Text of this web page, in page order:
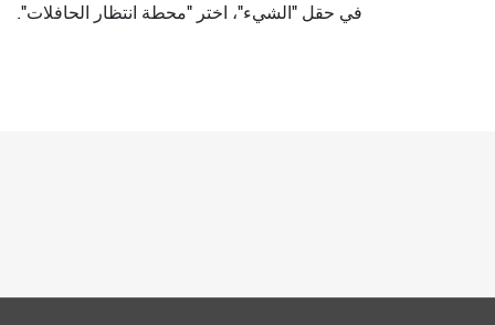
في حقل "الشيء"، اختر "محطة انتظار الحافلات".